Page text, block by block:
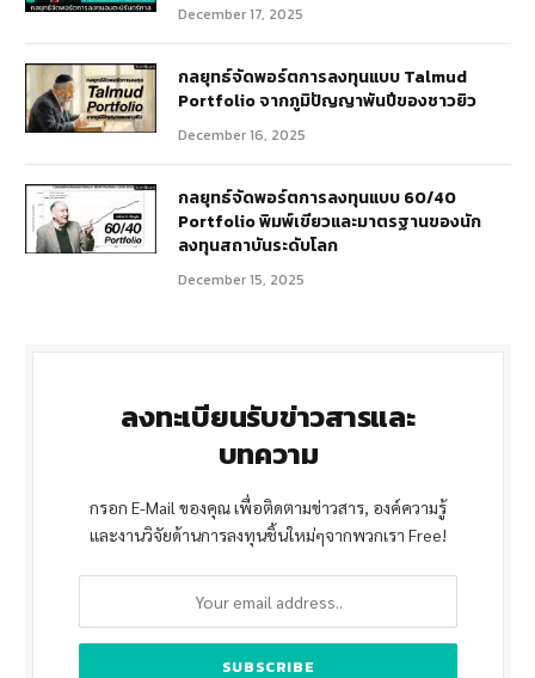
December 17, 2025
กลยุทธ์จัดพอร์ตการลงทุนแบบ Talmud
Portfolio จากภูมิปัญญาพันปีของชาวยิว
December 16, 2025
กลยุทธ์จัดพอร์ตการลงทุนแบบ 60/40
Portfolio พิมพ์เขียวและมาตรฐานของนัก
ลงทุนสถาบันระดับโลก
December 15, 2025
ลงทะเบียนรับข่าวสารและ
บทความ
กรอก E-Mail ของคุณ เพื่อติดตามข่าวสาร, องค์ความรู้
และงานวิจัยด้านการลงทุนชิ้นใหม่ๆจากพวกเรา Free!